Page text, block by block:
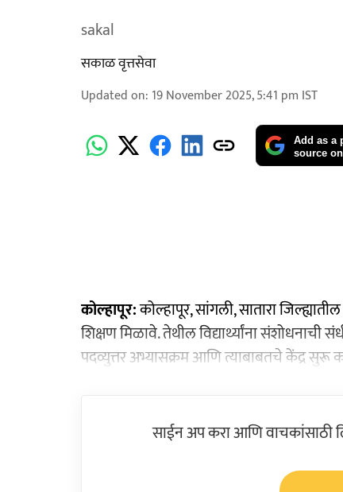
sakal
सकाळ वृत्तसेवा
Updated on: 19 November 2025, 5:41 pm IST
Add as a
source
कोल्हापूर:कोल्हापूर, सांगली, सातारा
शिक्षण मिळावे. तेथील विद्यार्थ्यांना संशोधनाची
पदव्युत्तर अभ्यासक्रम आणि त्याबाबतचे केंद्र सुरू
साईन अप करा आणि वाचकांसाठी